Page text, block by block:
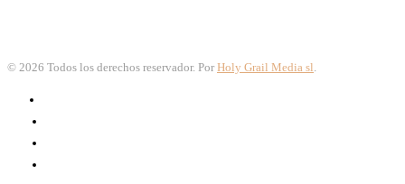
© 2026 Todos los derechos reservador. Por Holy Grail Media sl